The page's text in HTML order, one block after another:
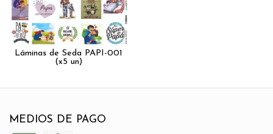
Láminas de Seda PAPI-001
(x5 un)
MEDIOS DE PAGO